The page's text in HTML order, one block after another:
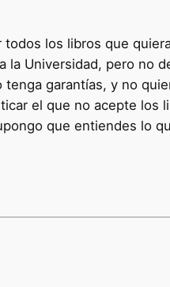
todos los libros que
la Universidad, pero no
garantías, y no
el que no acepte
que entiendes lo